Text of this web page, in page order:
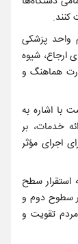
کنند.
واحد پزشکی
ارجاع، شیوه
هماهنگ و
با اشاره به
خدمات، بر
اجرای مؤثر
استقرار سطح
سطوح دوم و
تقویت و